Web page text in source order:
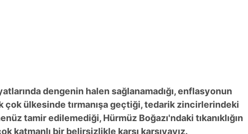
dengenin halen sağlanamadığı, enflasyonun
çok ülkesinde tırmanışa geçtiği, tedarik zincirlerindeki
tamir edilemediği, Hürmüz Boğazı'ndaki tıkanıklığın
katmanlı bir belirsizlikle karşı karşıyayız.